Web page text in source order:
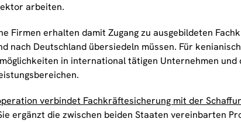
arbeiten.
Firmen erhalten damit Zugang zu ausgebildeten
nach Deutschland übersiedeln müssen. Für
in international tätigen Unternehmen und
verbindet Fachkräftesicherung mit der
ergänzt die zwischen beiden Staaten vereinbarten